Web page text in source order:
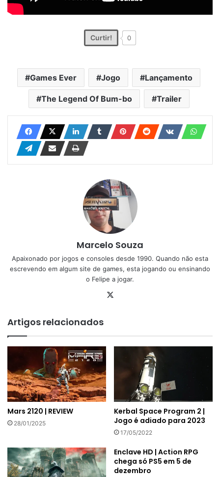
Curtir! 0
Games Ever Jogo Lançamento
The Legend Of Bum-bo Trailer
Marcelo Souza
Apaixonado por jogos e consoles desde 1990. Quando não esta
escrevendo em algum site de games, esta jogando ou ensinando
o Felipe a jogar.
Artigos relacionados
Mars 2120 | REVIEW
28/01/2025
Kerbal Space Program 2 |
Jogo é adiado para 2023
17/05/2022
Enclave HD | Action RPG
chega só PS5 em 5 de
dezembro